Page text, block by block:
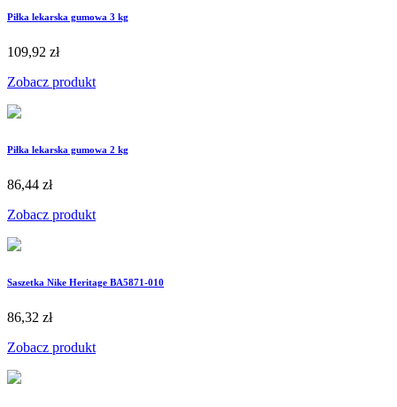
Piłka lekarska gumowa 3 kg
109,92 zł
Zobacz produkt
Piłka lekarska gumowa 2 kg
86,44 zł
Zobacz produkt
Saszetka Nike Heritage BA5871-010
86,32 zł
Zobacz produkt